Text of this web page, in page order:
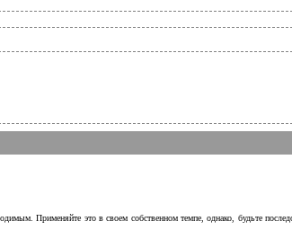
Применяйте это в своем собственном темпе, однако, будьте